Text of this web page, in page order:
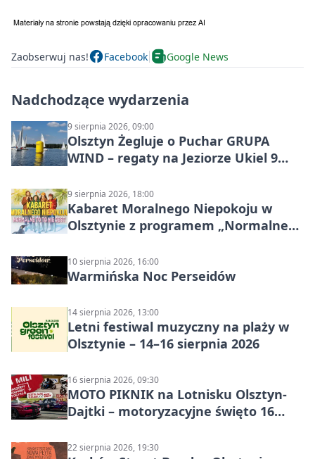
Zaobserwuj nas! Facebook Google News
Nadchodzące wydarzenia
9 sierpnia 2026, 09:00
Olsztyn Żegluje o Puchar GRUPA
WIND – regaty na Jeziorze Ukiel 9
9 sierpnia 2026, 18:00
Kabaret Moralnego Niepokoju w
Olsztynie z programem „Normalne
10 sierpnia 2026, 16:00
Warmińska Noc Perseidów
14 sierpnia 2026, 13:00
Letni festiwal muzyczny na plaży w
Olsztynie – 14–16 sierpnia 2026
16 sierpnia 2026, 09:30
MOTO PIKNIK na Lotnisku Olsztyn-
Dajtki – motoryzacyjne święto 16
22 sierpnia 2026, 19:30